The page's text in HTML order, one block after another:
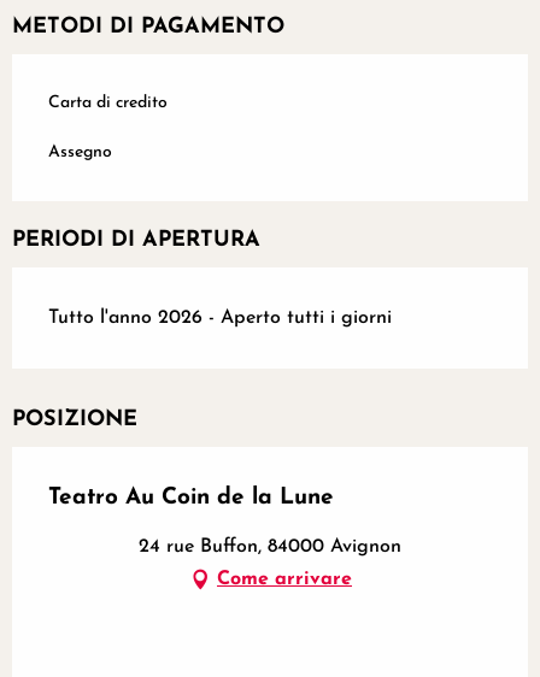
METODI DI PAGAMENTO
Carta di credito
Assegno
PERIODI DI APERTURA
Tutto l'anno 2026 - Aperto tutti i giorni
POSIZIONE
Teatro Au Coin de la Lune
24 rue Buffon, 84000 Avignon
Come arrivare